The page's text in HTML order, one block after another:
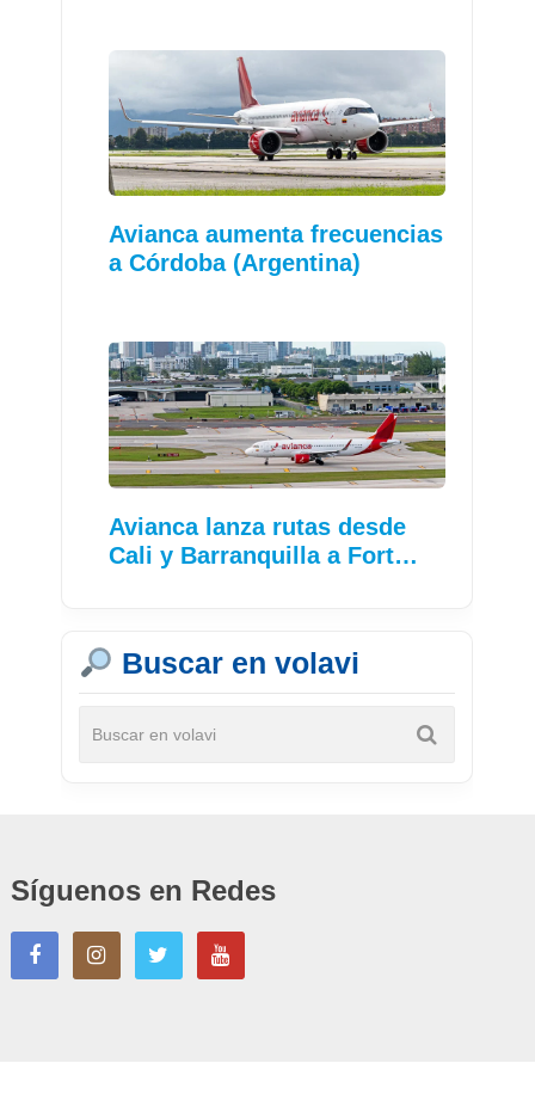
Avianca aumenta frecuencias
a Córdoba (Argentina)
Avianca lanza rutas desde
Cali y Barranquilla a Fort…
Buscar en volavi
Síguenos en Redes